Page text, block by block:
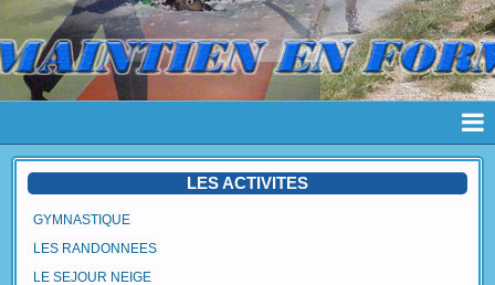
Page d'accueil
Album
LES ACTIVITES
GYMNASTIQUE
LES RANDONNEES
LE SEJOUR NEIGE